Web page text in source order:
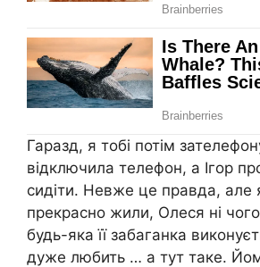
Гаразд, я тобі потім
відключила телефон, а Ігор
сидіти. Невже це правда, але
прекрасно жили, Олеся ні
будь-яка її забаганка
дуже любить … а тут таке.